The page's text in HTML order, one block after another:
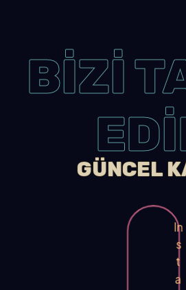
BİZİ
GÜNCEL
In
s
t
a